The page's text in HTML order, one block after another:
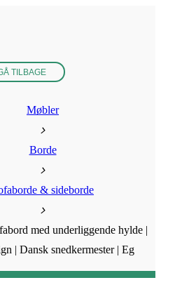
TILBAGE
Møbler
Borde
& sideborde
med underliggende hylde |
| Dansk snedkermester | Eg